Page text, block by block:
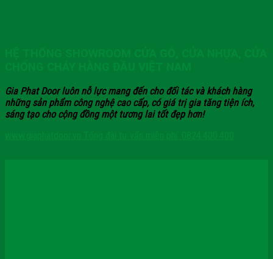
Gia Phat Door luôn nỗ lực mang đến cho đối tác và khách hàng
những sản phẩm công nghệ cao cấp, có giá trị gia tăng tiện ích,
sáng tạo cho cộng đồng một tương lai tốt đẹp hơn!